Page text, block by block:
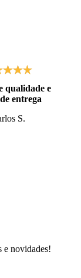
qualidade e
entrega
S.
e novidades!